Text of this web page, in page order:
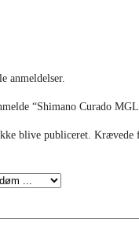
anmeldelser.
“Shimano Curado
blive publiceret. Krævede